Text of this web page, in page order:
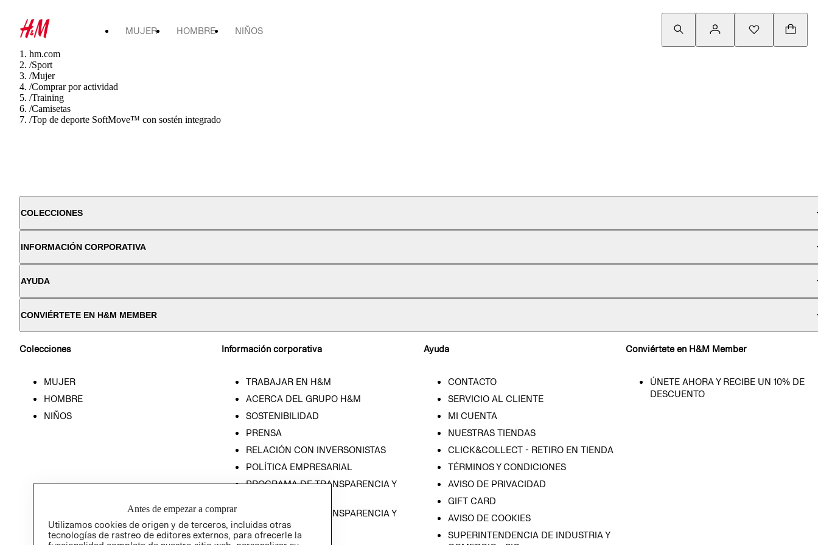
MUJER HOMBRE NIÑOS
hm.com
/Sport
/Mujer
/Comprar por actividad
/Training
/Camisetas
/Top de deporte SoftMove™ con sostén integrado
COLECCIONES
INFORMACIÓN CORPORATIVA
AYUDA
CONVIÉRTETE EN H&M MEMBER
Colecciones
MUJER
HOMBRE
NIÑOS
Información corporativa
TRABAJAR EN H&M
ACERCA DEL GRUPO H&M
SOSTENIBILIDAD
PRENSA
RELACIÓN CON INVERSONISTAS
POLÍTICA EMPRESARIAL
PROGRAMA DE TRANSPARENCIA Y
PROGRAMA DE TRANSPARENCIA Y
ÉTICA (INGLÉS)
Ayuda
CONTACTO
SERVICIO AL CLIENTE
MI CUENTA
NUESTRAS TIENDAS
CLICK&COLLECT - RETIRO EN TIENDA
TÉRMINOS Y CONDICIONES
AVISO DE PRIVACIDAD
GIFT CARD
AVISO DE COOKIES
SUPERINTENDENCIA DE INDUSTRIA Y
Conviértete en H&M Member
ÚNETE AHORA Y RECIBE UN 10% DE
DESCUENTO
Antes de empezar a comprar
Utilizamos cookies de origen y de terceros, incluidas otras
tecnologías de rastreo de editores externos, para ofrecerle la